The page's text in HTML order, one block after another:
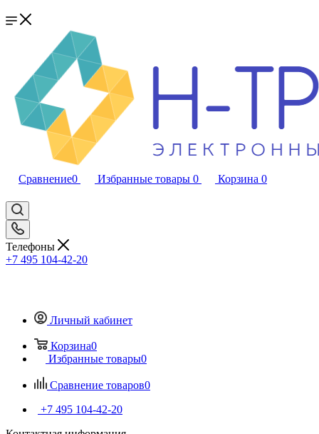
Сравнение0 Избранные товары 0 Корзина 0
Телефоны
+7 495 104-42-20
Личный кабинет
Корзина0
Избранные товары0
Сравнение товаров0
+7 495 104-42-20